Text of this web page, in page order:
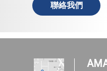
聯絡我們